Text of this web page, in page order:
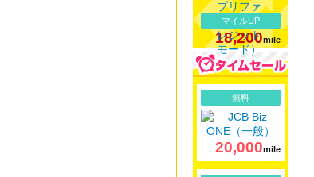
マイルUP
18,200mile
無料
20,000mile